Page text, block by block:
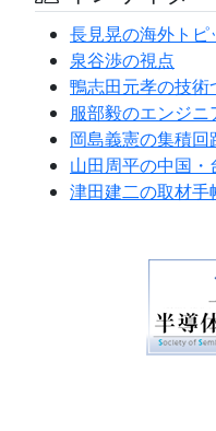
長見晃の海外トピ
泉谷渉の視点
鴨志田元孝の技術
服部毅のエンジニ
岡島義憲の集積
山田周平の中国・
津田建二の取材手